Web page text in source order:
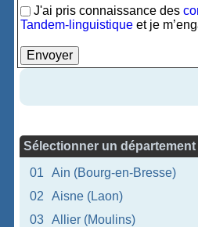
J'ai pris connaissance des
Tandem-linguistique et je
Sélectionner un département
01
Ain (Bourg-en-Bresse)
02
Aisne (Laon)
03
Allier (Moulins)